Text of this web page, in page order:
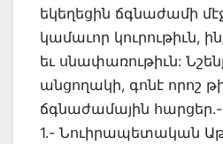
եկեղեցին ճգնաժամի
կամաւոր կուրութիւն,
եւ սնափառութիւն:
անցողակի, գոնէ որոշ
ճգնաժամային հարցեր.-
1.- Նուիրապետական